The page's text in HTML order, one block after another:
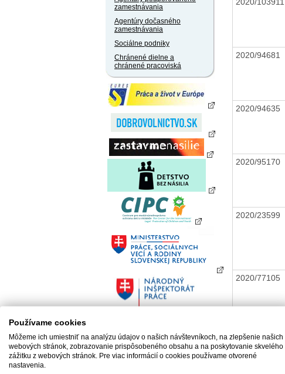
zamestnávania
Agentúry dočasného
zamestnávania
Sociálne podniky
Chránené dielne a
chránené pracoviská
2020/94681
2020/94635
2020/95170
2020/23599
2020/77105
Používame cookies
Môžeme ich umiestniť na analýzu údajov o našich návštevníkoch, na zlepšenie našich
webových stránok, zobrazovanie prispôsobeného obsahu a na poskytovanie skvelého
zážitku z webových stránok. Pre viac informácií o cookies používame otvorené
nastavenia.